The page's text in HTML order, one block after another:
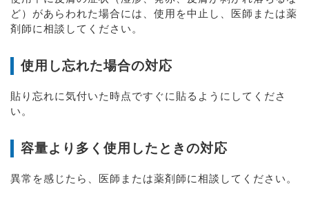
ど）があらわれた場合には、使用を中止し、医師または薬
剤師に相談してください。
使用し忘れた場合の対応
貼り忘れに気付いた時点ですぐに貼るようにしてくださ
い。
容量より多く使用したときの対応
異常を感じたら、医師または薬剤師に相談してください。